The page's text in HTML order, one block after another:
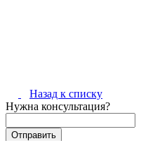
Назад к списку
Нужна консультация?